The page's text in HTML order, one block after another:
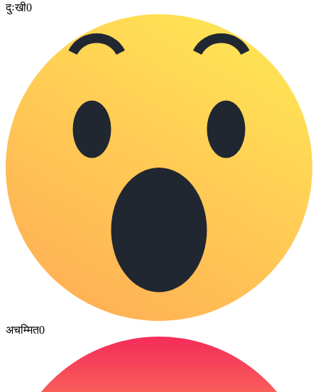
दुःखी0
अचम्मित0